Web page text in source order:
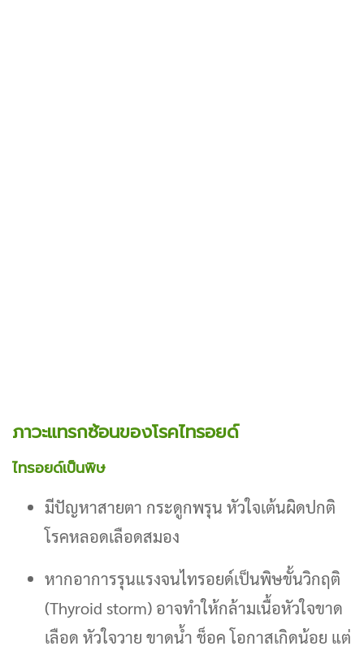
ภาวะแทรกซ้อนของโรคไทรอยด์
ไทรอยด์เป็นพิษ
มีปัญหาสายตา กระดูกพรุน หัวใจเต้นผิดปกติ
โรคหลอดเลือดสมอง
หากอาการรุนแรงจนไทรอยด์เป็นพิษขั้นวิกฤติ
(Thyroid storm) อาจทำให้กล้ามเนื้อหัวใจขาด
เลือด หัวใจวาย ขาดน้ำ ช็อค โอกาสเกิดน้อย แต่